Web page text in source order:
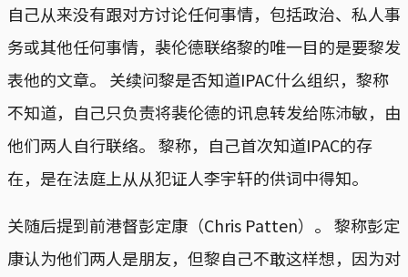
自己从来没有跟对方讨论任何事情，包括政治、私人事
务或其他任何事情，裴伦德联络黎的唯一目的是要黎发
表他的文章。 关续问黎是否知道IPAC什么组织，黎称
不知道，自己只负责将裴伦德的讯息转发给陈沛敏，由
他们两人自行联络。 黎称，自己首次知道IPAC的存
在，是在法庭上从从犯证人李宇轩的供词中得知。
关随后提到前港督彭定康（Chris Patten）。 黎称彭定
康认为他们两人是朋友，但黎自己不敢这样想，因为对